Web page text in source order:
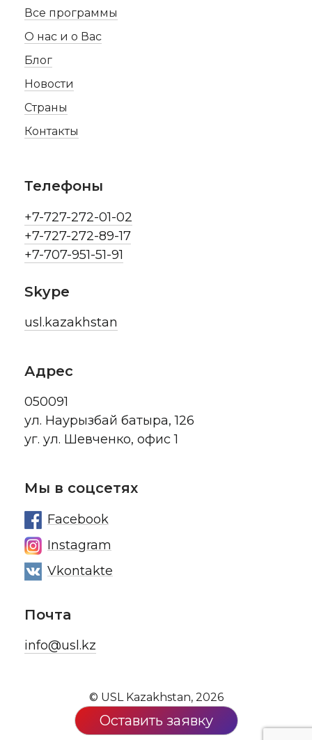
Мы в соцсетях
Facebook
Instagram
Vkontakte
Почта
info@usl.kz
Адрес
050091
ул. Наурызбай батыра, 126
уг. ул. Шевченко, офис 1
Телефоны
+7-727-272-01-02
+7-727-272-89-17
+7-707-951-51-91
Skype
usl.kazakhstan
Все программы
О нас и о Вас
Блог
Новости
Страны
Контакты
© USL Kazakhstan, 2026
Оставить заявку